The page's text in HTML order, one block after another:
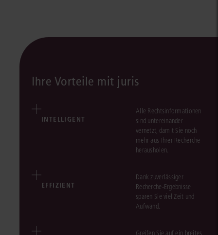
Ihre Vorteile mit juris
INTELLIGENT
Alle Rechtsinformationen
sind untereinander
vernetzt, damit Sie noch
mehr aus Ihrer Recherche
herausholen.
EFFIZIENT
Dank zuverlässiger
Recherche-Ergebnisse
sparen Sie viel Zeit und
Aufwand.
Greifen Sie auf ein breites